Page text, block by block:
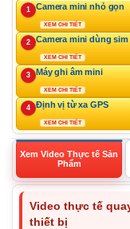
1 Camera mini nhỏ gọn
XEM CHI TIẾT
2 Camera mini dùng sim
XEM CHI TIẾT
3 Máy ghi âm mini
XEM CHI TIẾT
4 Định vị từ xa GPS
XEM CHI TIẾT
Xem Video Thực tế Sản
Phẩm
Video thực tế
thiết bị